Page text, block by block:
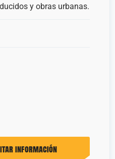
y obras urbanas.
información